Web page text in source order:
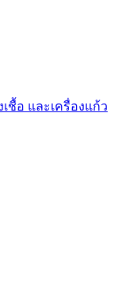
ชื้อ และเครื่องแก้ว